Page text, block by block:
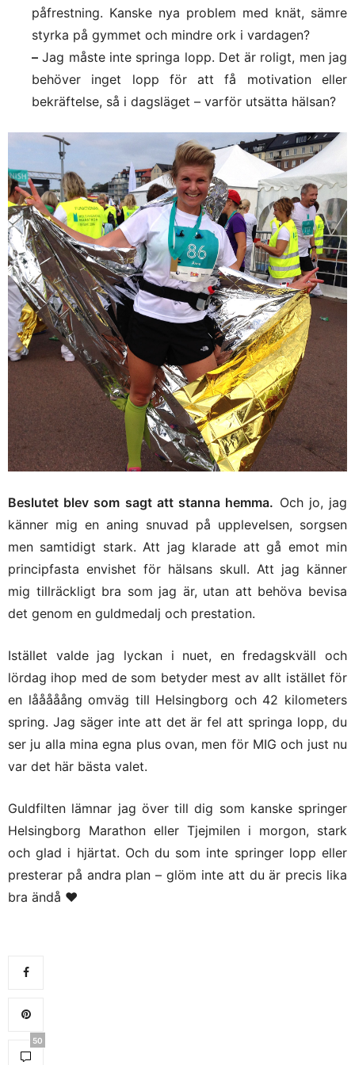
påfrestning. Kanske nya problem med knät, sämre
styrka på gymmet och mindre ork i vardagen?
– Jag måste inte springa lopp. Det är roligt, men jag
behöver inget lopp för att få motivation eller
bekräftelse, så i dagsläget – varför utsätta hälsan?
Beslutet blev som sagt att stanna hemma. Och jo, jag
känner mig en aning snuvad på upplevelsen, sorgsen
men samtidigt stark. Att jag klarade att gå emot min
principfasta envishet för hälsans skull. Att jag känner
mig tillräckligt bra som jag är, utan att behöva bevisa
det genom en guldmedalj och prestation.
Istället valde jag lyckan i nuet, en fredagskväll och
lördag ihop med de som betyder mest av allt istället för
en lååååång omväg till Helsingborg och 42 kilometers
spring. Jag säger inte att det är fel att springa lopp, du
ser ju alla mina egna plus ovan, men för MIG och just nu
var det här bästa valet.
Guldfilten lämnar jag över till dig som kanske springer
Helsingborg Marathon eller Tjejmilen i morgon, stark
och glad i hjärtat. Och du som inte springer lopp eller
presterar på andra plan – glöm inte att du är precis lika
bra ändå ♥
50